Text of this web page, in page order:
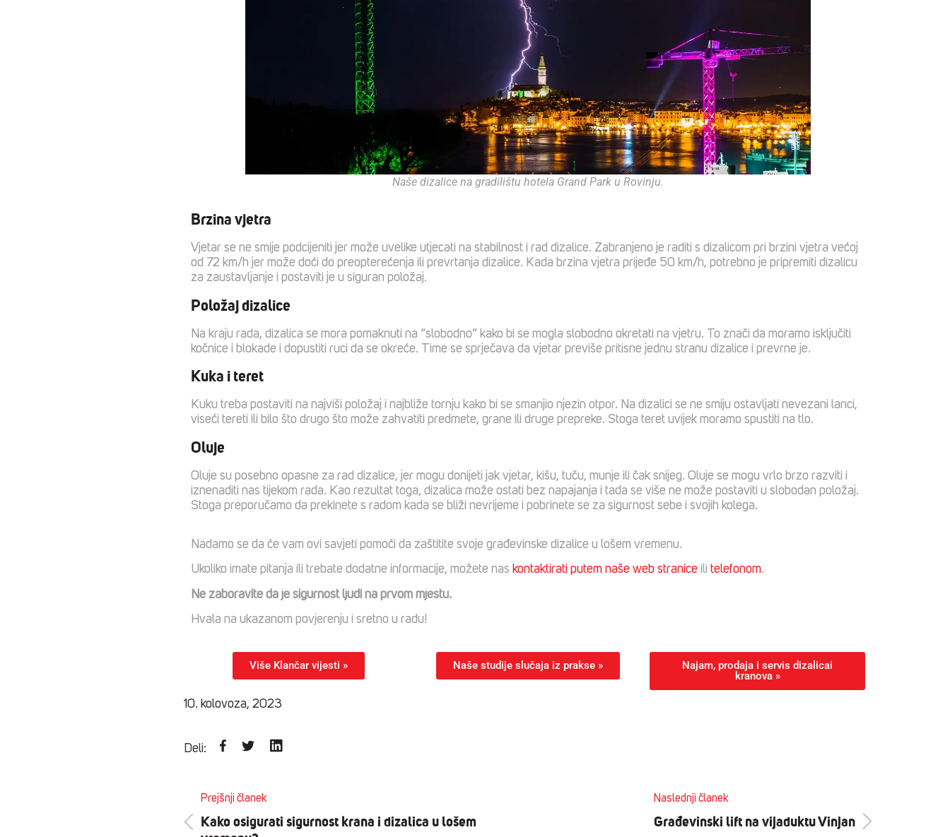
Naše dizalice na gradilištu hotela Grand Park u Rovinju.
Brzina vjetra
Vjetar se ne smije podcijeniti jer može uvelike utjecati na stabilnost i rad dizalice. Zabranjeno je raditi s dizalicom pri brzini vjetra većoj
od 72 km/h jer može doći do preopterećenja ili prevrtanja dizalice. Kada brzina vjetra prijeđe 50 km/h, potrebno je pripremiti dizalicu
za zaustavljanje i postaviti je u siguran položaj.
Položaj dizalice
Na kraju rada, dizalica se mora pomaknuti na “slobodno” kako bi se mogla slobodno okretati na vjetru. To znači da moramo isključiti
kočnice i blokade i dopustiti ruci da se okreće. Time se sprječava da vjetar previše pritisne jednu stranu dizalice i prevrne je.
Kuka i teret
Kuku treba postaviti na najviši položaj i najbliže tornju kako bi se smanjio njezin otpor. Na dizalici se ne smiju ostavljati nevezani lanci,
viseći tereti ili bilo što drugo što može zahvatiti predmete, grane ili druge prepreke. Stoga teret uvijek moramo spustiti na tlo.
Oluje
Oluje su posebno opasne za rad dizalice, jer mogu donijeti jak vjetar, kišu, tuču, munje ili čak snijeg. Oluje se mogu vrlo brzo razviti i
iznenaditi nas tijekom rada. Kao rezultat toga, dizalica može ostati bez napajanja i tada se više ne može postaviti u slobodan položaj.
Stoga preporučamo da prekinete s radom kada se bliži nevrijeme i pobrinete se za sigurnost sebe i svojih kolega.
Nadamo se da će vam ovi savjeti pomoći da zaštitite svoje građevinske dizalice u lošem vremenu.
Ukoliko imate pitanja ili trebate dodatne informacije, možete nas kontaktirati putem naše web stranice ili telefonom.
Ne zaboravite da je sigurnost ljudi na prvom mjestu.
Hvala na ukazanom povjerenju i sretno u radu!
Više Klančar vijesti » Naše studije slučaja iz prakse »
Najam, prodaja i servis dizalicai
kranova »
10. kolovoza, 2023
Deli:
Prejšnji članek
Kako osigurati sigurnost krana i dizalica u lošem
Naslednji članek
Građevinski lift na vijaduktu Vinjan